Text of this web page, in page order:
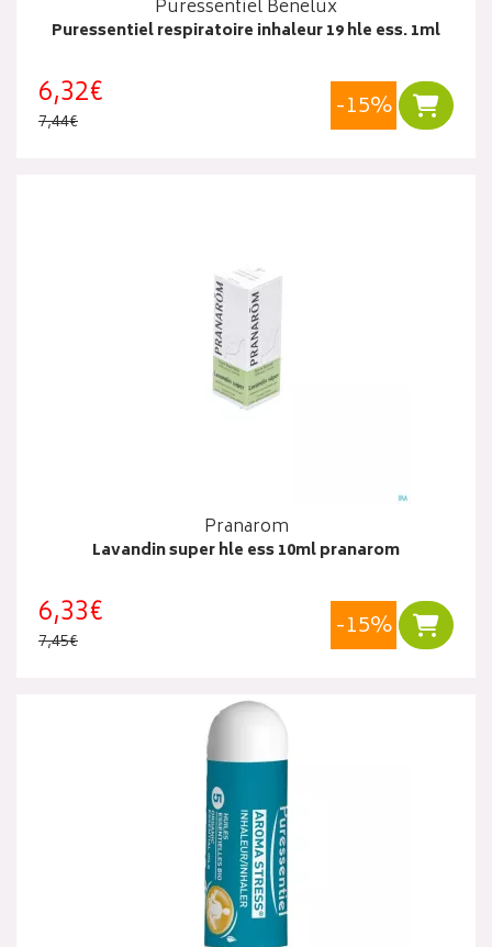
Puressentiel Benelux
Puressentiel respiratoire inhaleur 19 hle ess. 1ml
6,32€
7,44€ -15%
Pranarom
Lavandin super hle ess 10ml pranarom
6,33€
7,45€ -15%